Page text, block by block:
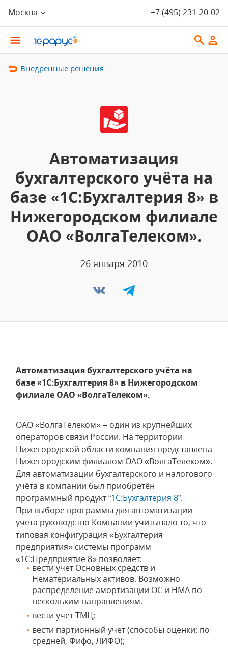
Москва +7 (495) 231-20-02
Внедрённые решения
Автоматизация
бухгалтерского учёта на
базе «1С:Бухгалтерия 8» в
Нижегородском филиале
ОАО «ВолгаТелеком».
26 января 2010
Автоматизация бухгалтерского учёта на
базе «1С:Бухгалтерия 8» в Нижегородском
филиале ОАО «ВолгаТелеком».
ОАО «ВолгаТелеком» – один из крупнейших
операторов связи России. На территории
Нижегородской области компания представлена
Нижегородским филиалом ОАО «ВолгаТелеком».
Для автоматизации бухгалтерского и налогового
учёта в компании был приобретён
программный продукт “1С:Бухгалтерия 8”.
При выборе программы для автоматизации
учета руководство Компании учитывало то, что
типовая конфигурация «Бухгалтерия
предприятия» системы программ
«1С:Предприятие 8» позволяет:
вести учет Основных средств и
Нематериальных активов. Возможно
распределение амортизации ОС и НМА по
нескольким направлениям.
вести учет ТМЦ;
вести партионный учет (способы оценки: по
средней, Фифо, ЛИФО);